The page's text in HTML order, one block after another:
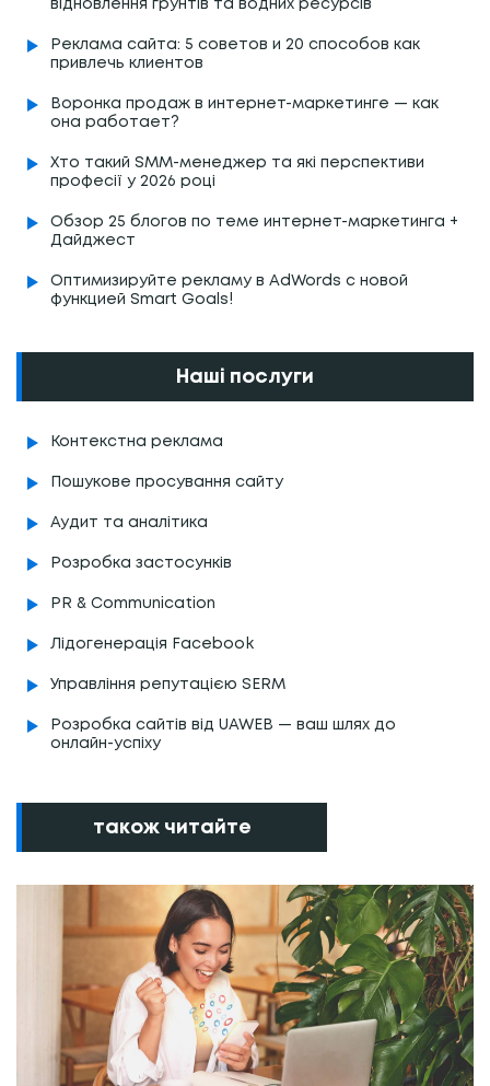
відновлення грунтів та водних ресурсів
Реклама сайта: 5 советов и 20 способов как
привлечь клиентов
Воронка продаж в интернет-маркетинге — как
она работает?
Хто такий SMM-менеджер та які перспективи
професії у 2026 році
Обзор 25 блогов по теме интернет-маркетинга +
Дайджест
Оптимизируйте рекламу в AdWords с новой
функцией Smart Goals!
Наші послуги
Контекстна реклама
Пошукове просування сайту
Аудит та аналітика
Розробка застосунків
PR & Communication
Лідогенерація Facebook
Управління репутацією SERM
Розробка сайтів від UAWEB — ваш шлях до
онлайн-успіху
також читайте